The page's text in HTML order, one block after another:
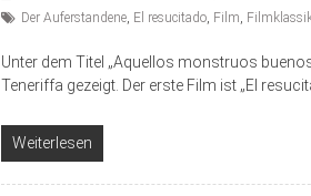
Der Auferstandene, El resucitado, Film,
Unter dem Titel „Aquellos monstruos
Teneriffa gezeigt. Der erste Film ist „El
Weiterlesen